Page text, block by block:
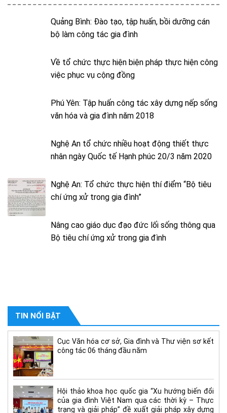
Quảng Bình: Đào tạo, tập huấn, bồi dưỡng cán
bộ làm công tác gia đình
Về tổ chức thực hiện biện pháp thực hiện công
việc phục vụ cộng đồng
Phú Yên: Tập huấn công tác xây dựng nếp sống
văn hóa và gia đình năm 2018
Nghệ An tổ chức nhiều hoạt động thiết thực
nhân ngày Quốc tế Hạnh phúc 20/3 năm 2020
Nghệ An: Tổ chức thực hiện thí điểm “Bộ tiêu
chí ứng xử trong gia đình”
Nâng cao giáo dục đạo đức lối sống thông qua
Bộ tiêu chí ứng xử trong gia đình
TIN NỔI BẬT
Cục Văn hóa cơ sở, Gia đình và Thư viện sơ kết
công tác 06 tháng đầu năm
Hội thảo khoa học quốc gia “Xu hướng biến đổi
của gia đình Việt Nam qua các thời kỳ – Thực
trạng và giải pháp” đề xuất giải pháp xây dựng